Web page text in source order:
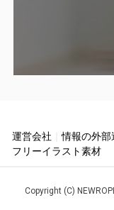
運営会社 ｜情報の外部
フリーイラスト素材
Copyright (C)